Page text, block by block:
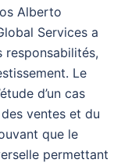
Alberto
Services a
Le
d’un cas
ventes et du
que le
permettant